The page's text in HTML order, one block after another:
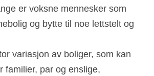
er voksne mennesker som
og bytte til noe lettstelt og
variasjon av boliger, som kan
familier, par og enslige,